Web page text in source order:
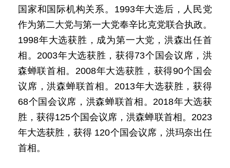
国家和国际机构关系。1993年大选后，人民党
作为第二大党与第一大党奉辛比克党联合执政。
1998年大选获胜，成为第一大党，洪森出任首
相。2003年大选获胜，获得73个国会议席，洪
森蝉联首相。2008年大选获胜，获得90个国会
议席，洪森蝉联首相。2013年大选获胜，获得
68个国会议席，洪森蝉联首相。2018年大选获
胜，获得125个国会议席，洪森蝉联首相。2023
年大选获胜，获得 120个国会议席，洪玛奈出任
首相。